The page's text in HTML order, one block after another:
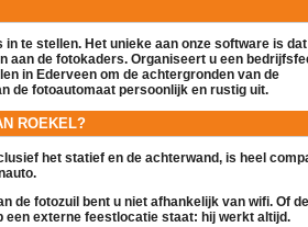
in te stellen. Het unieke aan onze software is dat
aan de fotokaders. Organiseert u een
in Ederveen om de achtergronden van de
de fotoautomaat persoonlijk en rustig uit.
ROEKEL?
het statief en de achterwand, is heel
de fotozuil bent u niet afhankelijk van wifi. Of de
een externe feestlocatie staat: hij werkt altijd.